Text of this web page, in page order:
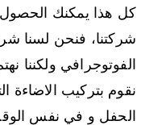
كل هذا يمكنك الحصول
شركتنا، فنحن لسنا
الفوتوجرافي ولكننا
نقوم بتركيب الاضاءة
الحفل و في نفس